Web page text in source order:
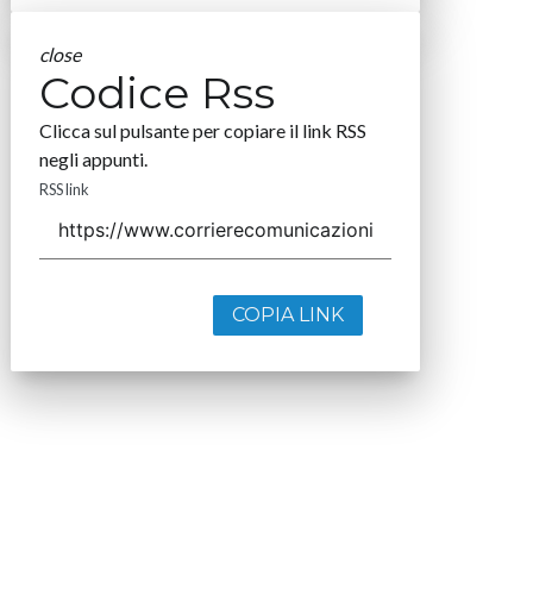
close
Codice Rss
Clicca sul pulsante per copiare il link RSS
negli appunti.
RSS link
COPIA LINK